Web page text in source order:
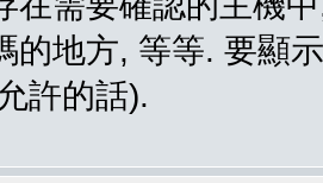
的地方, 等等. 要顯
許的話).